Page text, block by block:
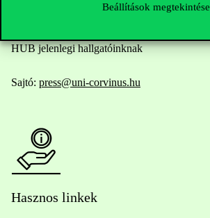
Beállítások megtekintése
HUB jelenlegi hallgatóinknak
Sajtó: press@uni-corvinus.hu
Hasznos linkek